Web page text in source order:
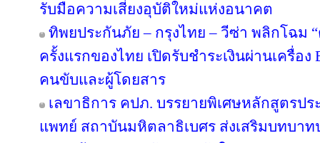
รับมือความเสี่ยงอุบัติใหม่แห่งอนาคต
ทิพยประกันภัย – กรุงไทย – วีซ่า พลิกโฉม “
ครั้งแรกของไทย เปิดรับชำระเงินผ่านเครื่อ
คนขับและผู้โดยสาร
เลขาธิการ คปภ. บรรยายพิเศษหลักสูตรป
แพทย์ สถาบันมหิตลาธิเบศร ส่งเสริมบทบา